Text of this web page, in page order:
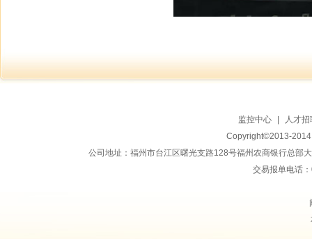
监控中心
人才招
Copyright©2013-
公司地址：福州市台江区曙光支路128号福州农商银行总
交易报单电话